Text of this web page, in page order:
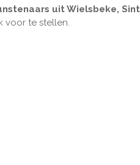
uit Wielsbeke,
voor te stellen.